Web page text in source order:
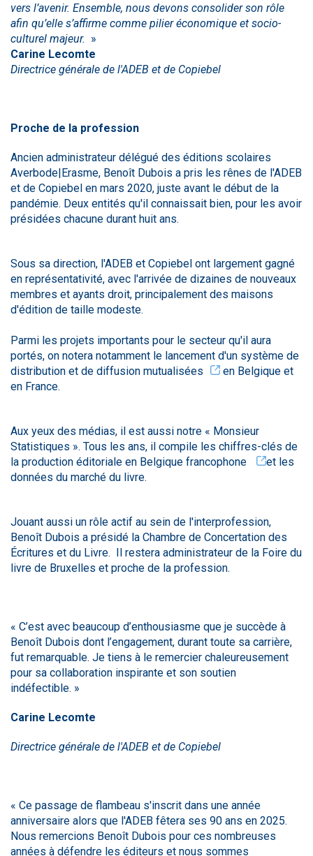
vers l’avenir. Ensemble, nous devons consolider son rôle
afin qu’elle s’affirme comme pilier économique et socio-
culturel majeur. »
Carine Lecomte
Directrice générale de l'ADEB et de Copiebel
Proche de la profession
Ancien administrateur délégué des éditions scolaires
Averbode|Erasme, Benoît Dubois a pris les rênes de l'ADEB
et de Copiebel en mars 2020, juste avant le début de la
pandémie. Deux entités qu'il connaissait bien, pour les avoir
présidées chacune durant huit ans.
Sous sa direction, l'ADEB et Copiebel ont largement gagné
en représentativité, avec l'arrivée de dizaines de nouveaux
membres et ayants droit, principalement des maisons
d'édition de taille modeste.
Parmi les projets importants pour le secteur qu'il aura
portés, on notera notamment le lancement d'un système de
distribution et de diffusion mutualisées
en Belgique et
en France.
Aux yeux des médias, il est aussi notre « Monsieur
Statistiques ». Tous les ans, il compile les chiffres-clés de
la production éditoriale en Belgique francophone
et les
données du marché du livre.
Jouant aussi un rôle actif au sein de l'interprofession,
Benoît Dubois a présidé la Chambre de Concertation des
Écritures et du Livre. Il restera administrateur de la Foire du
livre de Bruxelles et proche de la profession.
« C’est avec beaucoup d’enthousiasme que je succède à
Benoît Dubois dont l’engagement, durant toute sa carrière,
fut remarquable. Je tiens à le remercier chaleureusement
pour sa collaboration inspirante et son soutien
indéfectible. »
Carine Lecomte
Directrice générale de l'ADEB et de Copiebel
« Ce passage de flambeau s'inscrit dans une année
anniversaire alors que l'ADEB fêtera ses 90 ans en 2025.
Nous remercions Benoît Dubois pour ces nombreuses
années à défendre les éditeurs et nous sommes